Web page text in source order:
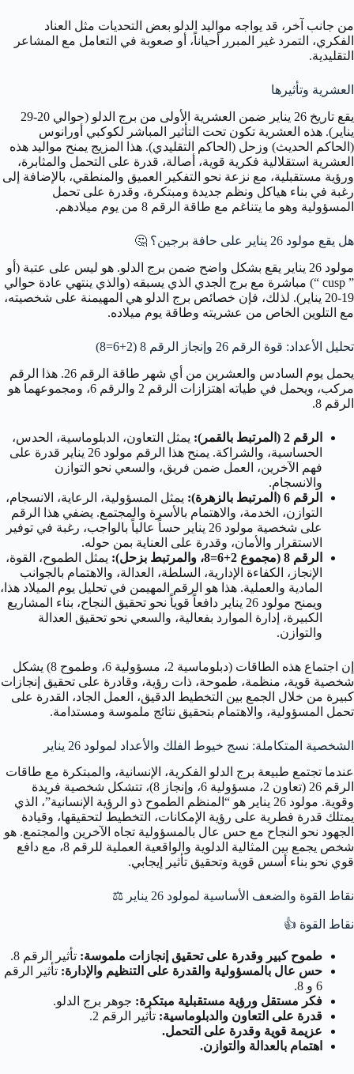
من جانب آخر، قد يواجه مواليد الدلو بعض التحديات مثل العناد
الفكري، التمرد غير المبرر أحياناً، أو صعوبة في التعامل مع المشاعر
التقليدية.
العشرية وتأثيرها
يقع تاريخ 26 يناير ضمن العشرية الأولى من برج الدلو (حوالي 20-29
يناير). هذه العشرية تكون تحت التأثير المباشر لكوكبي أورانوس
(الحاكم الحديث) وزحل (الحاكم التقليدي). هذا المزيج يمنح مواليد هذه
العشرية استقلالية فكرية قوية، أصالة، قدرة على التحمل والمثابرة،
ورؤية مستقبلية، مع نزعة نحو التفكير العميق والمنطقي، بالإضافة إلى
رغبة في بناء هياكل ونظم جديدة ومبتكرة، وقدرة على تحمل
المسؤولية وهو ما يتناغم مع طاقة الرقم 8 من يوم ميلادهم.
هل يقع مولود 26 يناير على حافة برجين؟
🤔
مولود 26 يناير يقع بشكل واضح ضمن برج الدلو. هو ليس على عتبة (أو
” cusp “) مباشرة مع برج الجدي الذي يسبقه (والذي ينتهي عادة حوالي
19-20 يناير). لذلك، فإن خصائص برج الدلو هي المهيمنة على شخصيته،
مع التلوين الخاص من عشريته وطاقة يوم ميلاده.
تحليل الأعداد: قوة الرقم 26 وإنجاز الرقم 8 (2+6=8)
يحمل يوم السادس والعشرين من أي شهر طاقة الرقم 26. هذا الرقم
مركب، ويحمل في طياته اهتزازات الرقم 2 والرقم 6، ومجموعهما هو
الرقم 8.
الرقم 2 (المرتبط بالقمر):
يمثل التعاون، الدبلوماسية، الحدس،
الحساسية، والشراكة. يمنح هذا الرقم مولود 26 يناير قدرة على
فهم الآخرين، العمل ضمن فريق، والسعي نحو التوازن
والانسجام.
الرقم 6 (المرتبط بالزهرة):
يمثل المسؤولية، الرعاية، الانسجام،
التوازن، الخدمة، والاهتمام بالأسرة والمجتمع. يضفي هذا الرقم
على شخصية مولود 26 يناير حساً عالياً بالواجب، رغبة في توفير
الاستقرار والأمان، وقدرة على العناية بمن حوله.
الرقم 8 (مجموع 2+6=8، والمرتبط بزحل):
يمثل الطموح، القوة،
الإنجاز، الكفاءة الإدارية، السلطة، العدالة، والاهتمام بالجوانب
المادية والعملية. هذا هو الرقم المهيمن في تحليل يوم الميلاد هذا،
ويمنح مولود 26 يناير دافعاً قوياً نحو تحقيق النجاح، بناء المشاريع
الكبيرة، إدارة الموارد بفعالية، والسعي نحو تحقيق العدالة
والتوازن.
إن اجتماع هذه الطاقات (دبلوماسية 2، مسؤولية 6، وطموح 8) يشكل
شخصية قوية، منظمة، طموحة، ذات رؤية، وقادرة على تحقيق إنجازات
كبيرة من خلال الجمع بين التخطيط الدقيق، العمل الجاد، القدرة على
تحمل المسؤولية، والاهتمام بتحقيق نتائج ملموسة ومستدامة.
الشخصية المتكاملة: نسج خيوط الفلك والأعداد لمولود 26 يناير
عندما تجتمع طبيعة برج الدلو الفكرية، الإنسانية، والمبتكرة مع طاقات
الرقم 26 (تعاون 2، مسؤولية 6، وإنجاز 8)، تتشكل شخصية فريدة
وقوية. مولود 26 يناير هو “المنظم الطموح ذو الرؤية الإنسانية”، الذي
يمتلك قدرة فطرية على رؤية الإمكانات، التخطيط لتحقيقها، وقيادة
الجهود نحو النجاح مع حس عال بالمسؤولية تجاه الآخرين والمجتمع. هو
شخص يجمع بين المثالية الدلوية والواقعية العملية للرقم 8، مع دافع
قوي نحو بناء أسس قوية وتحقيق تأثير إيجابي.
نقاط القوة والضعف الأساسية لمولود 26 يناير ⚖️
نقاط القوة 👍
طموح كبير وقدرة على تحقيق إنجازات ملموسة: تأثير الرقم 8.
حس عال بالمسؤولية والقدرة على التنظيم والإدارة: تأثير الرقم
6 و 8.
فكر مستقل ورؤية مستقبلية مبتكرة: جوهر برج الدلو.
قدرة على التعاون والدبلوماسية: تأثير الرقم 2.
عزيمة قوية وقدرة على التحمل.
اهتمام بالعدالة والتوازن.